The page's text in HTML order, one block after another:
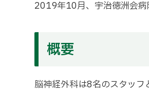
2019年10月、宇治徳洲会
概要
脳神経外科は8名のスタッ